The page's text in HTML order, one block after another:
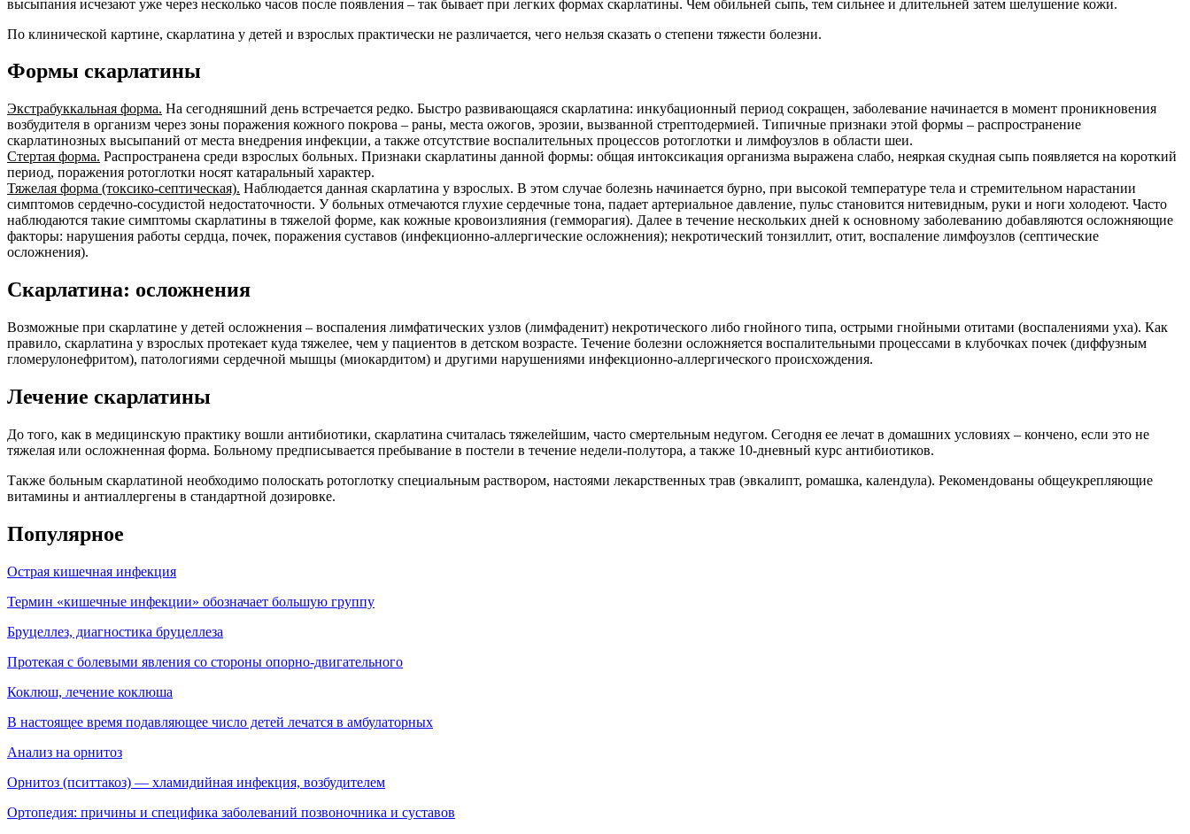
высыпания исчезают уже через несколько часов после появления – так бывает при легких формах скарлатины. Чем обильней сыпь, тем сильнее и длительней затем шелушение кожи.
По клинической картине, скарлатина у детей и взрослых практически не различается, чего нельзя сказать о степени тяжести болезни.
Формы скарлатины
Экстрабуккальная форма. На сегодняшний день встречается редко. Быстро развивающаяся скарлатина: инкубационный период сокращен, заболевание начинается в момент проникновения
возбудителя в организм через зоны поражения кожного покрова – раны, места ожогов, эрозии, вызванной стрептодермией. Типичные признаки этой формы – распространение
скарлатинозных высыпаний от места внедрения инфекции, а также отсутствие воспалительных процессов ротоглотки и лимфоузлов в области шеи.
Стертая форма. Распространена среди взрослых больных. Признаки скарлатины данной формы: общая интоксикация организма выражена слабо, неяркая скудная сыпь появляется на короткий
период, поражения ротоглотки носят катаральный характер.
Тяжелая форма (токсико-септическая). Наблюдается данная скарлатина у взрослых. В этом случае болезнь начинается бурно, при высокой температуре тела и стремительном нарастании
симптомов сердечно-сосудистой недостаточности. У больных отмечаются глухие сердечные тона, падает артериальное давление, пульс становится нитевидным, руки и ноги холодеют. Часто
наблюдаются такие симптомы скарлатины в тяжелой форме, как кожные кровоизлияния (гемморагия). Далее в течение нескольких дней к основному заболеванию добавляются осложняющие
факторы: нарушения работы сердца, почек, поражения суставов (инфекционно-аллергические осложнения); некротический тонзиллит, отит, воспаление лимфоузлов (септические
осложнения).
Скарлатина: осложнения
Возможные при скарлатине у детей осложнения – воспаления лимфатических узлов (лимфаденит) некротического либо гнойного типа, острыми гнойными отитами (воспалениями уха). Как
правило, скарлатина у взрослых протекает куда тяжелее, чем у пациентов в детском возрасте. Течение болезни осложняется воспалительными процессами в клубочках почек (диффузным
гломерулонефритом), патологиями сердечной мышцы (миокардитом) и другими нарушениями инфекционно-аллергического происхождения.
Лечение скарлатины
До того, как в медицинскую практику вошли антибиотики, скарлатина считалась тяжелейшим, часто смертельным недугом. Сегодня ее лечат в домашних условиях – кончено, если это не
тяжелая или осложненная форма. Больному предписывается пребывание в постели в течение недели-полутора, а также 10-дневный курс антибиотиков.
Также больным скарлатиной необходимо полоскать ротоглотку специальным раствором, настоями лекарственных трав (эвкалипт, ромашка, календула). Рекомендованы общеукрепляющие
витамины и антиаллергены в стандартной дозировке.
Популярное
Острая кишечная инфекция
Термин «кишечные инфекции» обозначает большую группу
Бруцеллез, диагностика бруцеллеза
Протекая с болевыми явления со стороны опорно-двигательного
Коклюш, лечение коклюша
В настоящее время подавляющее число детей лечатся в амбулаторных
Анализ на орнитоз
Орнитоз (пситтакоз) — хламидийная инфекция, воз­будителем
Ортопедия: причины и специфика заболеваний позвоночника и суставов